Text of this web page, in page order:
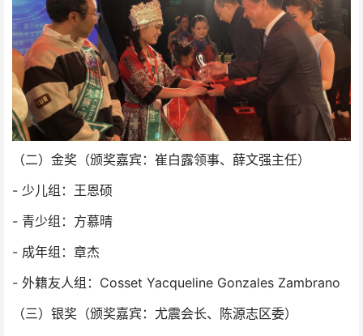
（二）金奖（颁奖嘉宾：崔白露领事、薛文强主任）
- 少儿组：王恩硕
- 青少组：方慕晴
- 成年组：章杰
- 外籍友人组：Cosset Yacqueline Gonzales Zambrano
（三）银奖（颁奖嘉宾：尤震会长、陈源志区委）